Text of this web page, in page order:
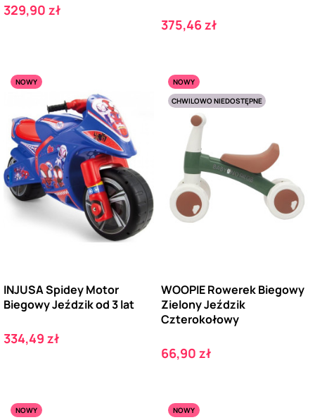
Cena
329,90 zł
Cena
375,46 zł
NOWY
INJUSA Spidey Motor
Biegowy Jeździk od 3 lat
Cena
334,49 zł
NOWY
CHWILOWO NIEDOSTĘPNE
WOOPIE Rowerek Biegowy
Zielony Jeździk
Czterokołowy
Cena
66,90 zł
NOWY NOWY